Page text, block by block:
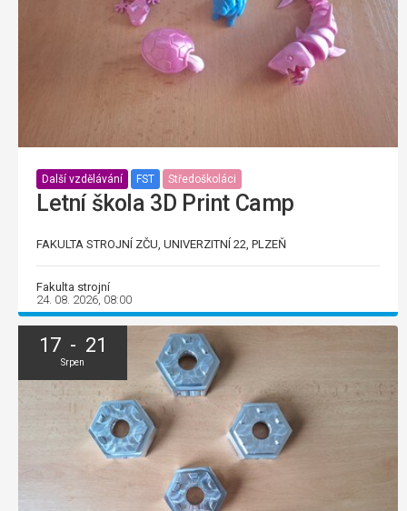
Další vzdělávání FST Středoškoláci
Letní škola 3D Print Camp
FAKULTA STROJNÍ ZČU, UNIVERZITNÍ 22, PLZEŇ
Fakulta strojní
24. 08. 2026, 08:00
17 - 21
Srpen